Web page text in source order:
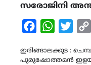
സരോജിനി
FacebookWhatsApp
ഇരിങ്ങാലക്കുട :
പുരുഷോത്തമൻ